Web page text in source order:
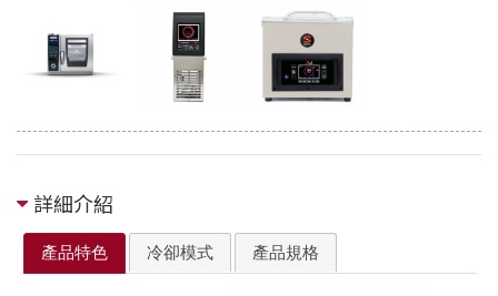
詳細介紹
產品特色 冷卻模式 產品規格